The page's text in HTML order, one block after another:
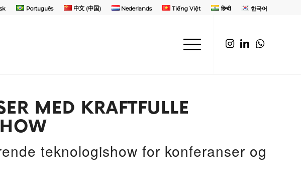
Português 中文 (中国) Nederlands Tiếng Việt हिन्दी 한국어
MED KRAFTFULLE
teknologishow for konferanser og